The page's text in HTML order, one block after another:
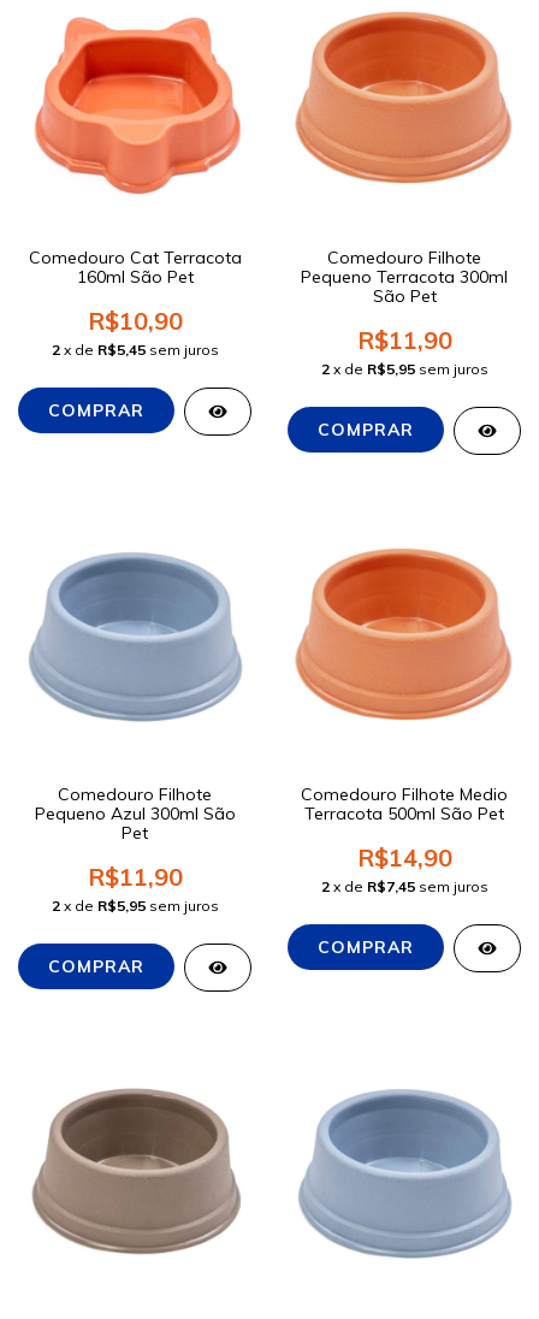
Comedouro Cat Terracota
160ml São Pet
R$10,90
2 x de R$5,45 sem juros
Comedouro Filhote
Pequeno Terracota 300ml
São Pet
R$11,90
2 x de R$5,95 sem juros
Comedouro Filhote
Pequeno Azul 300ml São
Pet
R$11,90
2 x de R$5,95 sem juros
Comedouro Filhote Medio
Terracota 500ml São Pet
R$14,90
2 x de R$7,45 sem juros